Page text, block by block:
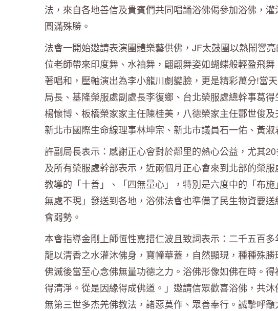
法，來自各地善信及貴賓們共同唱誦浴佛偈參加浴佛，
圓滿殊勝。
法會一開始邀請表演團體樂藝供佛，JF太鼓團以熱鬧響
位老師帶來印度舞、水袖舞，翩翩舞姿如蝴蝶般輕盈飛
著唱和，壓軸演出為李小龍川劇變臉，更是精彩萬分!當
局長、基隆榮服處副處長李復鄉、台北榮服處總幹事葛
楊懷博、板橋榮家家主任陳桂美，八德榮家主任酆世俊
新北市國際生命線理事林坤宗、新北市議員石一佑、黃淑
許副局長表示：感謝正心會對於鄰里的熱心公益，尤其
及所有榮服處幹部表示，近兩個月正心會來到北部的榮
教導的「十善」、「四無量心」，特別是六度中的「布
無處不現」發送到各地，浴佛法會也準備了民生物資要
會弱勢。
本會指導金剛上師恆性嘉措仁波且致詞表示：二千五百
龍以清香之水灌沐佛身，寶幢華蓋，自然顯現，種種殊
佛滅後當至心念佛無量功德之力。浴佛形像如佛在時。
得清淨。從是因緣得成佛道。」邀請信眾歡喜浴佛，共
無第三世多杰羌佛教法，諸惡莫作、眾善奉行。誠摯呼